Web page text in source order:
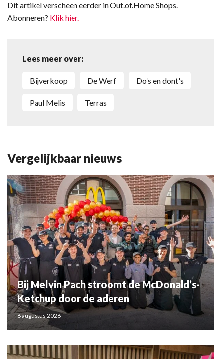
Dit artikel verscheen eerder in Out.of.Home Shops.
Abonneren? Klik hier.
Lees meer over:
bijverkoop De Werf do's en dont's
Paul Melis terras
Vergelijkbaar nieuws
Bij Melvin Pach stroomt de McDonald’s-
Ketchup door de aderen
6 augustus 2026